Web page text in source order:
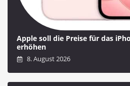
Apple soll die Preise für das
erhöhen
8. August 2026